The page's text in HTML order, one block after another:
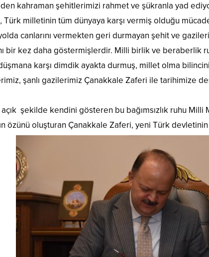
kahraman şehitlerimizi rahmet ve şükranla yad
milletinin tüm dünyaya karşı vermiş olduğu
canlarını vermekten geri durmayan şehit ve
bir kez daha göstermişlerdir. Milli birlik ve beraberlik
karşı dimdik ayakta durmuş, millet olma
şanlı gazilerimiz Çanakkale Zaferi ile tarihimize
şekilde kendini gösteren bu bağımsızlık ruhu Milli
özünü oluşturan Çanakkale Zaferi, yeni Türk